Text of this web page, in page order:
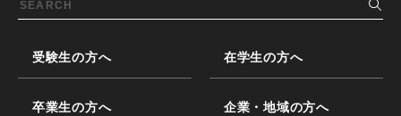
受験生の方へ 在学生の方へ
卒業生の方へ 企業・地域の方へ